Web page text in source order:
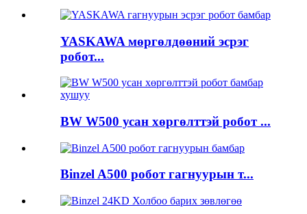
YASKAWA мөргөлдөөний эсрэг
робот...
BW W500 усан хөргөлттэй робот ...
Binzel A500 робот гагнуурын т...